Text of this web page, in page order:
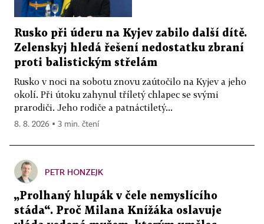
Rusko při úderu na Kyjev zabilo další dítě.
Zelenskyj hledá řešení nedostatku zbraní
proti balistickým střelám
Rusko v noci na sobotu znovu zaútočilo na Kyjev a jeho
okolí. Při útoku zahynul tříletý chlapec se svými
prarodiči. Jeho rodiče a patnáctiletý...
8. 8. 2026 ▪ 3 min. čtení
PETR HONZEJK
„Prolhaný hlupák v čele nemyslícího
stáda“. Proč Milana Knížáka oslavuje